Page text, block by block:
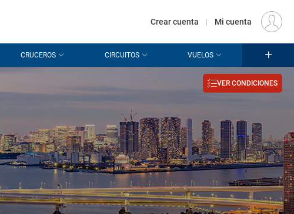
EUR
Crear cuenta | Mi cuenta
CRUCEROS CIRCUITOS VUELOS
VER CONDICIONES